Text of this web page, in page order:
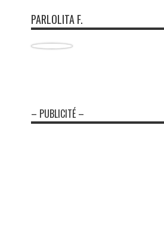
PARLOLITA F.
– PUBLICITÉ –